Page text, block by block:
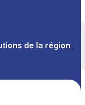
de la région